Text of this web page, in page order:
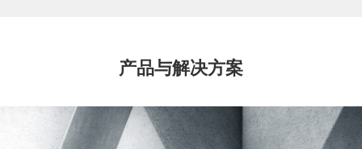
产品与解决方案